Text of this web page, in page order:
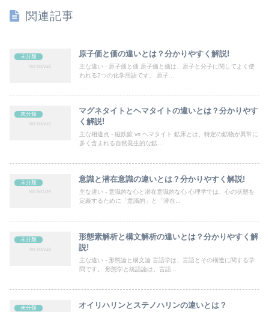
関連記事
未分類 原子価と価の違いとは？分かりやすく解説!
主な違い - 原子価と価 原子価と価は、原子と分子に関してよく使
われる2つの化学用語です。 原子...
未分類
マグネタイトとヘマタイトの違いとは？分かりやす
く解説!
主な相違点 - 磁鉄鉱 vs ヘマタイト 鉱床とは、特定の鉱物が異常に
多く含まれる自然発生的な鉱...
未分類 意識と潜在意識の違いとは？分かりやすく解説!
主な違い - 意識的な心と潜在意識的な心 心理学では、心の状態を
定義するために「意識的」と「潜在...
未分類
形態素解析と構文解析の違いとは？分かりやすく解
説!
主な違い - 形態論と構文論 言語学は、言語とその構造に関する学
問です。 形態学と統語論は、言語...
未分類 オイリハリンとステノハリンの違いとは？